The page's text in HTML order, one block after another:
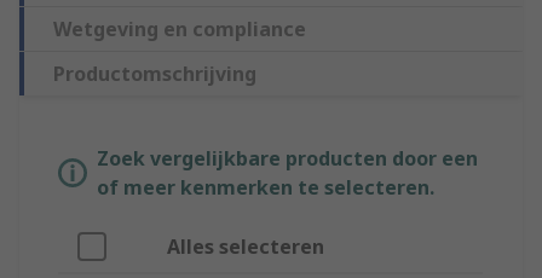
Wetgeving en compliance
Productomschrijving
Zoek vergelijkbare producten door een
of meer kenmerken te selecteren.
Alles selecteren